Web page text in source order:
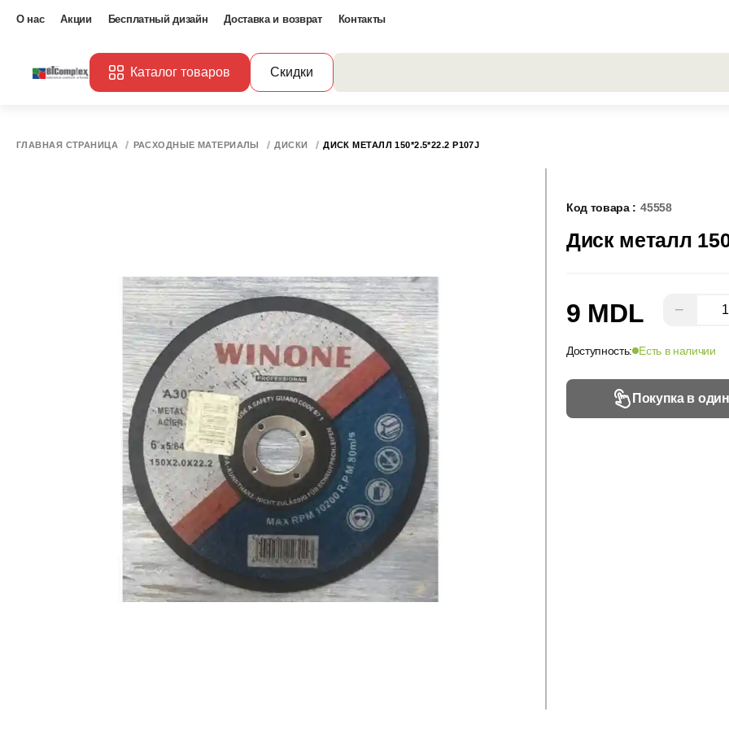
О нас Акции Бесплатный дизайн Доставка и возврат Контакты
Каталог товаров Скидки
ГЛАВНАЯ СТРАНИЦА РАСХОДНЫЕ МАТЕРИАЛЫ ДИСКИ ДИСК МЕТАЛЛ 150*2.5*22.2 P107J
Код товара : 45558
Диск металл
9 MDL −
Доступность: Есть в наличии
Покупка в